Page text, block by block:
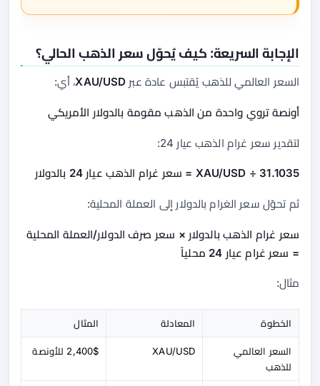
الإجابة السريعة: كيف يُحوّل سعر الذهب الحالي؟
السعر العالمي للذهب يُقتبس عادة عبر XAU/USD، أي:
أونصة تروي واحدة من الذهب مقومة بالدولار الأمريكي
لتقدير سعر غرام الذهب عيار 24:
XAU/USD ÷ 31.1035 = سعر غرام الذهب عيار 24 بالدولار
ثم تحوّل سعر الغرام بالدولار إلى العملة المحلية:
سعر غرام الذهب بالدولار × سعر صرف الدولار/العملة المحلية
= سعر غرام عيار 24 محلياً
مثال:
الخطوة المعادلة المثال
السعر العالمي
للذهب
XAU/USD 2,400$ للأونصة